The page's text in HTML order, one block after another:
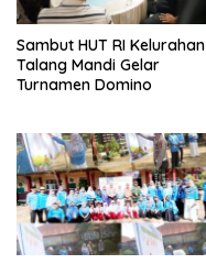
Sambut HUT RI Kelurahan
Talang Mandi Gelar
Turnamen Domino